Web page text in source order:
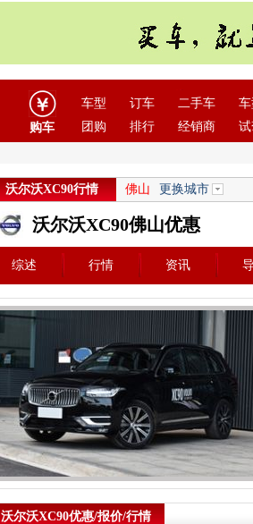
购车
车型 订车 二手车
团购
排行 经销商 试
沃尔沃XC90行情 佛山 更换城市
沃尔沃XC90佛山优惠
综述 行情 资讯
沃尔沃XC90优惠/报价/行情